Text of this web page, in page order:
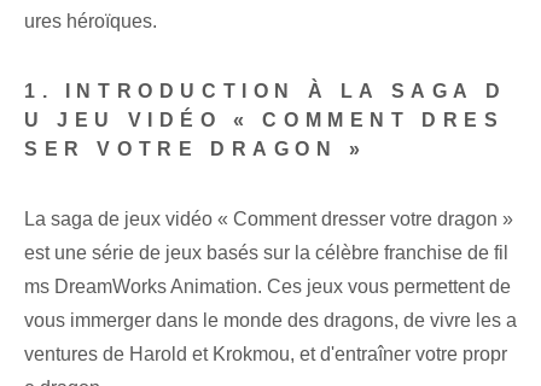
ures héroïques.
1. INTRODUCTION À LA SAGA D
U JEU VIDÉO « COMMENT DRES
SER VOTRE DRAGON »
La saga de jeux vidéo « Comment dresser votre dragon »
est une série de jeux basés sur la célèbre franchise de fil
ms DreamWorks Animation. Ces jeux vous permettent de
vous immerger dans le monde des dragons, de vivre les a
ventures de Harold et Krokmou, et d'entraîner votre propr